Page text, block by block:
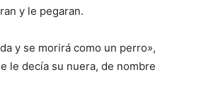
y le pegaran.
y se morirá como un perro»,
le decía su nuera, de nombre